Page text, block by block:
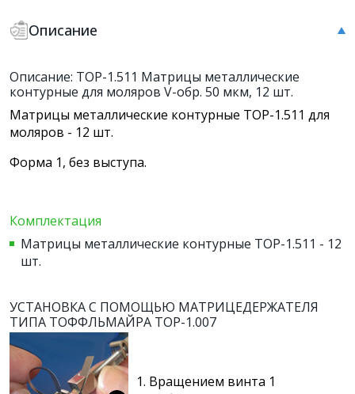
Описание
Описание: ТОР-1.511 Матрицы металлические
контурные для моляров V-обр. 50 мкм, 12 шт.
Матрицы металлические контурные ТОР-1.511 для
моляров - 12 шт.
Форма 1, без выступа.
Комплектация
Матрицы металлические контурные ТОР-1.511 - 12
шт.
УСТАНОВКА С ПОМОЩЬЮ МАТРИЦЕДЕРЖАТЕЛЯ
ТИПА ТОФФЛЬМАЙРА ТОР-1.007
1. Вращением винта 1